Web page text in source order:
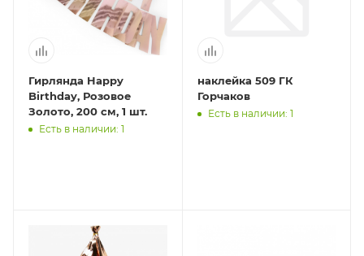
Гирлянда Happy
Birthday, Розовое
Золото, 200 см, 1 шт.
Есть в наличии: 1
наклейка 509 ГК
Горчаков
Есть в наличии: 1